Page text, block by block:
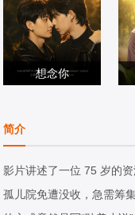
mmuang,朋拉维·
凯普拉帕功,恰约
隆·西岚亚堤迪
想念你
bowornnant,Tea
m,Tatchanon,Tho
ngpao,Guide,Piy
awat,Khongsamr
海外剧
2026/泰国
简介
影片讲述了一位 75 岁的
孤儿院免遭没收，急需筹